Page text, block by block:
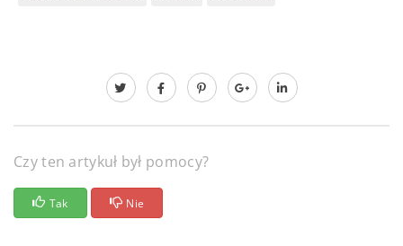
Czy ten artykuł był pomocy?
Tak Nie